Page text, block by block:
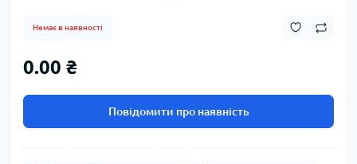
Немає в наявності
0.00 ₴
Повідомити про наявність